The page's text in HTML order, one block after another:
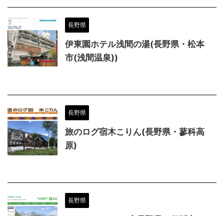
長野県
伊東園ホテル浅間の湯(長野県・松本
市(浅間温泉))
長野県
旅のログ宿木こりん(長野県・蓼科高
原)
長野県